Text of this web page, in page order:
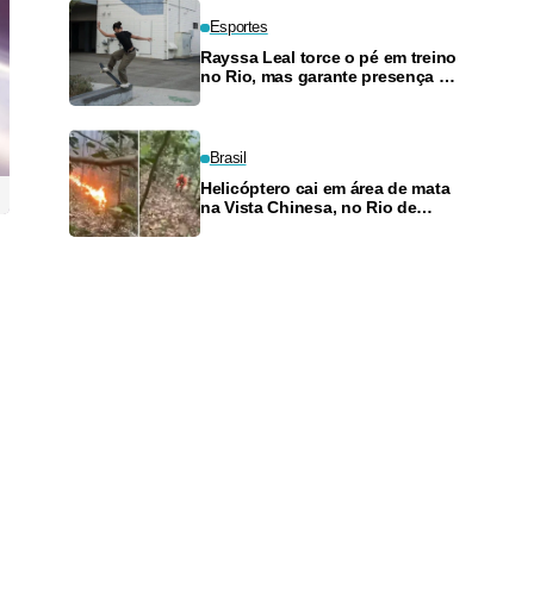
Esportes
Rayssa Leal torce o pé em treino
no Rio, mas garante presença no
Brasil
Helicóptero cai em área de mata
na Vista Chinesa, no Rio de